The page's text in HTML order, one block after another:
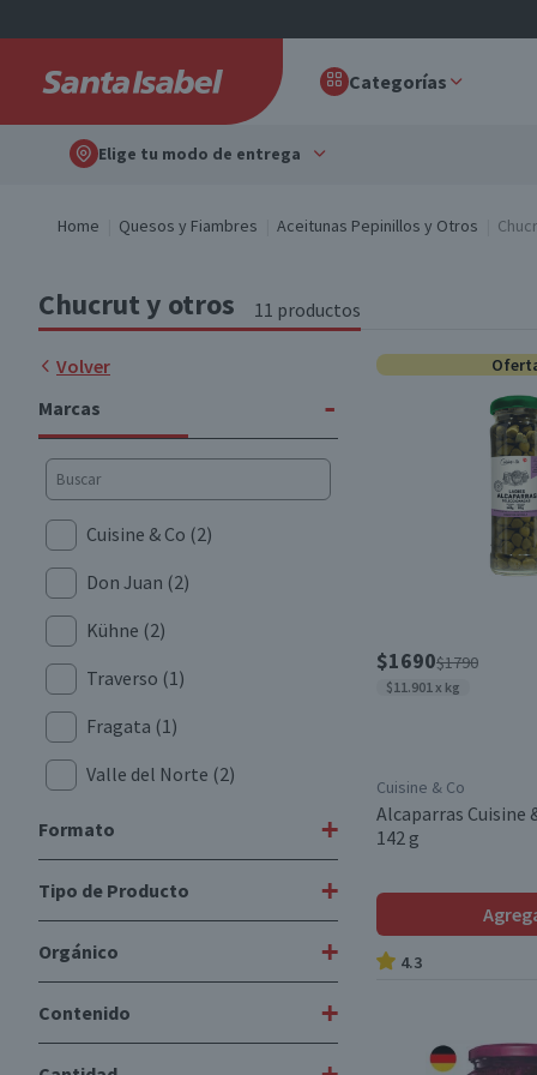
Categorías
Elige tu modo de entrega
Home Quesos y Fiambres Aceitunas Pepinillos y Otros
Chucrut y otros 11 productos
Volver
Marcas
-
Cuisine & Co (2)
Don Juan (2)
Kühne (2)
Traverso (1)
Fragata (1)
Valle del Norte (2)
Gourmet
Formato +
Encurtidos(2)
Tipo de Producto +
Alcaparras
Chucrut
Cebollas Encurtidas(1)
Orgánico +
No(2)
Contenido +
$1690$1790
$11.901 x kg
Cuisine & Co
Alcaparras Cuisine
142 g
4.3